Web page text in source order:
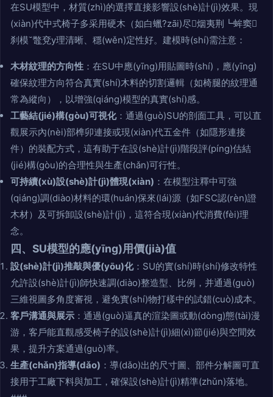
在SU模型中，材質(zhì)的選擇直接影響設(shè)計(jì)效果。現
(xiàn)代中式椅子多采用硬木（如白蠟?zāi)尽烟夷荆┗蛑窦
刹模鼈兗y理清晰、穩(wěn)定性好。建模時(shí)需注意：
木材紋理的方向性 ：在SU中應(yīng)用貼圖時(shí)，應(yīng)
確保紋理方向符合真實(shí)木料的切割邏輯（如椅腿的紋理通
常為縱向），以增強(qiáng)模型的真實(shí)感。
工藝結(jié)構(gòu)可視化：通過(guò)SU的剖面工具，可以直
觀展示內(nèi)部榫卯連接或現(xiàn)代五金件（如隱形連接
件）的裝配方式，這有助于在設(shè)計(jì)階段評(píng)估結
(jié)構(gòu)的合理性與生產(chǎn)可行性。
可持續(xù)設(shè)計(jì)體現(xiàn) ：在模型注釋中可強
(qiáng)調(diào)材料的環(huán)保來(lái)源（如FSC認(rèn)證
木材）及可拆卸設(shè)計(jì)，這符合現(xiàn)代消費(fèi)理
念。
四、SU模型的應(yīng)用價(jià)值
設(shè)計(jì)推敲與優(yōu)化：SU的實(shí)時(shí)修改特性
允許設(shè)計(jì)師快速調(diào)整造型、比例，并通過(guò)
三維視圖多角度審視，避免實(shí)物打樣中的試錯(cuò)成本。
客戶溝通與展示 ：通過(guò)逼真的渲染圖或動(dòng)態(tài)漫
游，客戶能直觀感受椅子的設(shè)計(jì)細(xì)節(jié)與空間效
果，提升方案通過(guò)率。
生產(chǎn)指導(dǎo) ：導(dǎo)出的尺寸圖、部件分解圖可直
接用于工廠下料與加工，確保設(shè)計(jì)精準(zhǔn)落地。